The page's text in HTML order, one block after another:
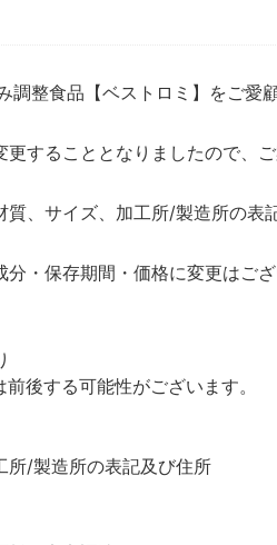
調整食品【ベストロミ】をご愛
することとなりましたので、ご
、サイズ、加工所/製造所の表
・保存期間・価格に変更はござ
後する可能性がございます。
所/製造所の表記及び住所